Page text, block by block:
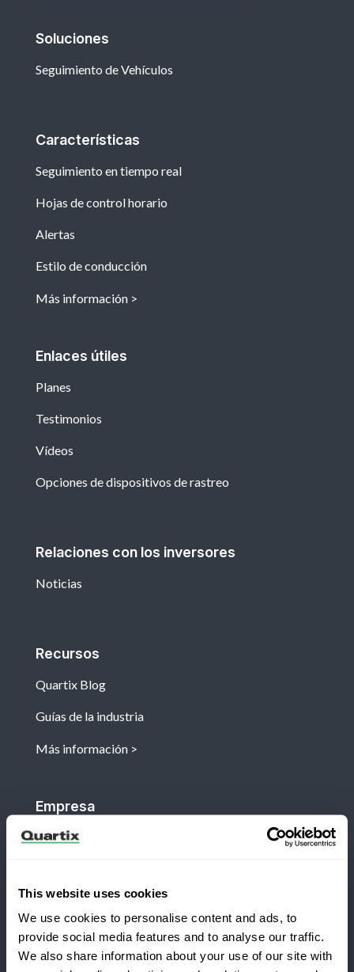
This website uses cookies
We use cookies to personalise content and ads, to
provide social media features and to analyse our traffic.
We also share information about your use of our site with
Soluciones
Seguimiento de Vehículos
Características
Seguimiento en tiempo real
Hojas de control horario
Alertas
Estilo de conducción
Más información
Enlaces útiles
Planes
Testimonios
Vídeos
Opciones de dispositivos de rastreo
Relaciones con los inversores
Noticias
Recursos
Quartix Blog
Guías de la industria
Más información
Empresa
Acerca
Clientes